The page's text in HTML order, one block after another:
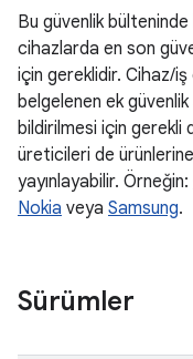
Bu güvenlik bülteninde
cihazlarda en son
için gereklidir. Cihaz/
belgelenen ek güvenlik
bildirilmesi için gerekli
üreticileri de ürünlerine
yayınlayabilir. Örneğin:
Nokia veya Samsung.
Sürümler